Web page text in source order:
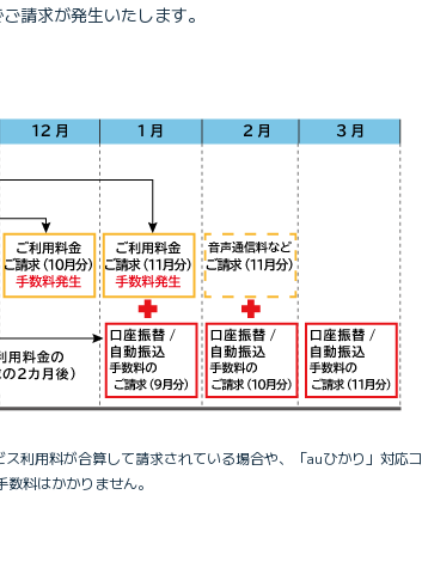
請求が発生いたします。
利用料が合算して請求されている場合や、「auひかり」対応コ
料はかかりません。